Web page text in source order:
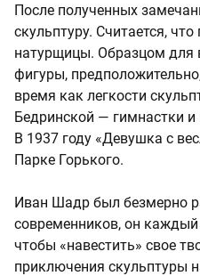
После полученных
скульптуру. Считается,
натурщицы. Образцом для
фигуры,
время как легкости
Бедринской — гимнастки
В 1937 году «Девушка с
Парке Горького.
Иван Шадр был безмерно
современников, он каждый
чтобы «навестить» свое
приключения скульптуры